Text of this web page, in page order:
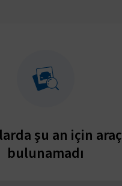
şu an için araç
bulunamadı